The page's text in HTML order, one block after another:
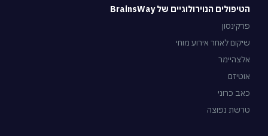
הטיפולים הנוירולוגיים של BrainsWay
פרקינסון
שיקום לאחר אירוע מוחי
אלצהיימר
אוטיזם
כאב כרוני
טרשת נפוצה